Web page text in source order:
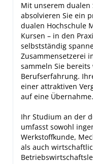
Mit unserem dualen
absolvieren Sie ein
dualen Hochschule
Kursen – in den
selbstständig
Zusammensetzerei
sammeln Sie
Berufserfahrung.
einer attraktiven
auf eine Übernahme.
Ihr Studium an der
umfasst sowohl
Werkstoffkunde,
als auch